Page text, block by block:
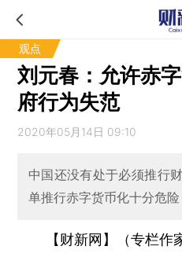
观点
刘元春：允许赤
府行为失范
2020年05月14日 09:10
中国还没有处于必须推行
单推行赤字货币化十分危险
【财新网】（专栏作